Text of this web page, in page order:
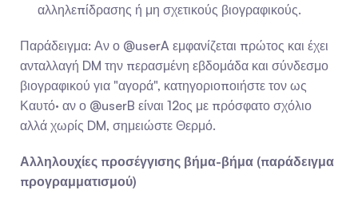
αλληλεπίδρασης ή μη σχετικούς βιογραφικούς.
Παράδειγμα: Αν ο @userA εμφανίζεται πρώτος και έχει
ανταλλαγή DM την περασμένη εβδομάδα και σύνδεσμο
βιογραφικού για "αγορά", κατηγοριοποιήστε τον ως
Καυτό· αν ο @userB είναι 12ος με πρόσφατο σχόλιο
αλλά χωρίς DM, σημειώστε Θερμό.
Αλληλουχίες προσέγγισης βήμα-βήμα (παράδειγμα
προγραμματισμού)